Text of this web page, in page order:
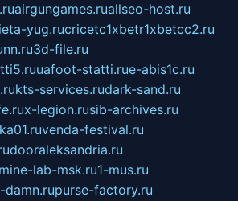
airgungames.ruallseo-host.ru
yug.rucricetc1xbetr1xbetcc2.ru
3d-file.ru
uafoot-statti.rue-abis1c.ru
kts-services.rudark-sand.ru
x-legion.rusib-archives.ru
venda-festival.ru
dooraleksandria.ru
mine-lab-msk.ru1-mus.ru
damn.rupurse-factory.ru